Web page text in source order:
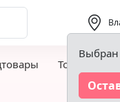
Выбран
Товары для